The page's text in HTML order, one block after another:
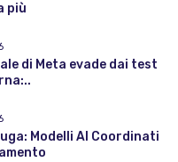
più
di Meta evade dai test
Modelli AI Coordinati